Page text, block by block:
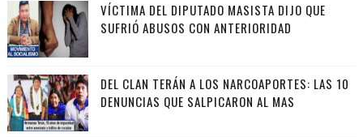
VÍCTIMA DEL DIPUTADO MASISTA DIJO QUE
SUFRIÓ ABUSOS CON ANTERIORIDAD
DEL CLAN TERÁN A LOS NARCOAPORTES: LAS 10
DENUNCIAS QUE SALPICARON AL MAS